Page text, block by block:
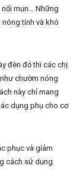
mụn… Những
tính và khó
đèn đỏ thì các chị
chườm nóng
này chỉ mang
dụng phụ cho cơ
phục và giảm
cách sử dụng